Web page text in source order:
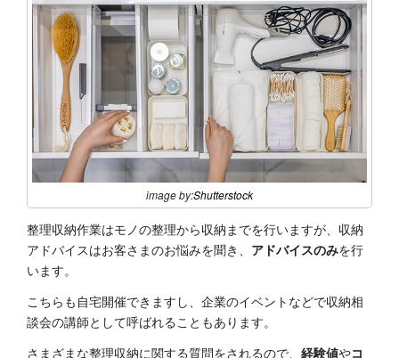
image by:Shutterstock
整理収納作業はモノの整理から収納までを行いますが、収納
アドバイスはお客さまのお悩みを聞き、 アドバイスのみを行
います。
こちらも自宅開催できますし、企業のイベントなどで収納相
談会の講師として呼ばれることもあります。
さまざまな整理収納に関する質問をされるので、 経験値やコ